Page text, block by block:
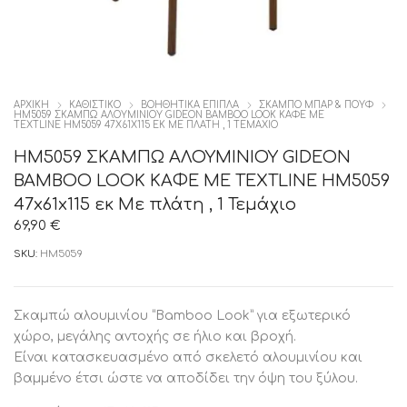
ΑΡΧΙΚΉ ΚΑΘΙΣΤΙΚΟ ΒΟΗΘΗΤΙΚΑ ΕΠΙΠΛΑ
ΣΚΑΜΠΟ ΜΠΑΡ & ΠΟΥΦ
HM5059 ΣΚΑΜΠΩ ΑΛΟΥΜΙΝΙΟΥ GIDEON BAMBOO LOOK ΚΑΦΕ ΜΕ
TEXTLINE HM5059 47X61X115 ΕΚ ΜΕ ΠΛΆΤΗ , 1 ΤΕΜΆΧΙΟ
HM5059 ΣΚΑΜΠΩ ΑΛΟΥΜΙΝΙΟΥ GIDEON
BAMBOO LOOK ΚΑΦΕ ΜΕ TEXTLINE HM5059
47x61x115 εκ Με πλάτη , 1 Τεμάχιο
69,90 €
SKU: HM5059
Σκαμπώ αλουμινίου “Bamboo Look” για εξωτερικό
χώρο, μεγάλης αντοχής σε ήλιο και βροχή.
Είναι κατασκευασμένο από σκελετό αλουμινίου και
βαμμένο έτσι ώστε να αποδίδει την όψη του ξύλου.